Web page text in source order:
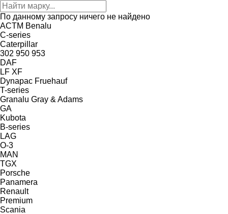
По данному запросу ничего не найдено
ACTM Benalu
C-series
Caterpillar
302 950 953
DAF
LF XF
Dynapac Fruehauf
T-series
Granalu Gray & Adams
GA
Kubota
B-series
LAG
O-3
MAN
TGX
Porsche
Panamera
Renault
Premium
Scania